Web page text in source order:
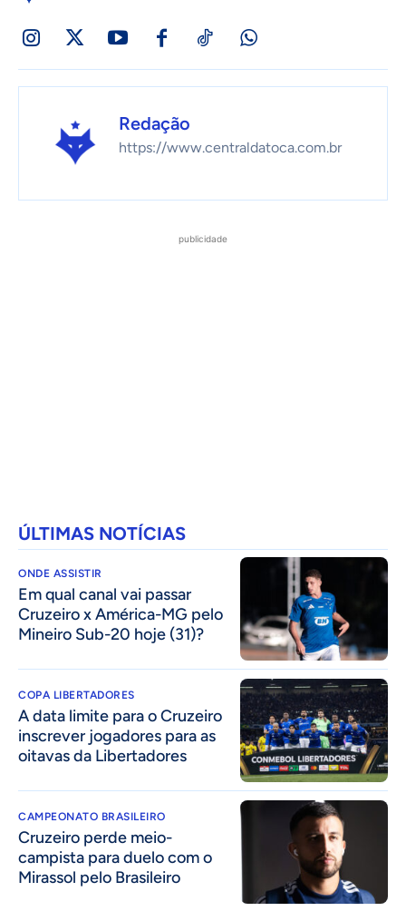
Redação
https://www.centraldatoca.com.br
publicidade
ÚLTIMAS NOTÍCIAS
ONDE ASSISTIR
Em qual canal vai passar
Cruzeiro x América-MG pelo
Mineiro Sub-20 hoje (31)?
COPA LIBERTADORES
A data limite para o Cruzeiro
inscrever jogadores para as
oitavas da Libertadores
CAMPEONATO BRASILEIRO
Cruzeiro perde meio-
campista para duelo com o
Mirassol pelo Brasileiro